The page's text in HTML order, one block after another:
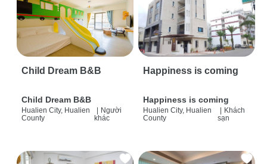
Child Dream B&B
Child Dream B&B
Hualien City, Hualien
County
Người
khác
Happiness is coming
Happiness is coming
Hualien City, Hualien
County
Khách
sạn